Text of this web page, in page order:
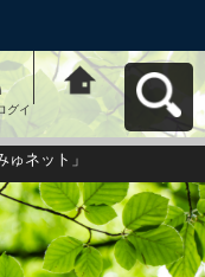
グイ
江東区コミュニ
ティ活動支援サ
イト「ことこみ
ゅネット」へ戻
る
ネット」